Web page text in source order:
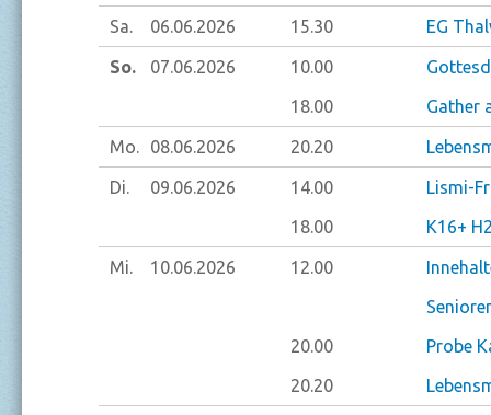
Sa. 06.06.2026 15.30 EG
So. 07.06.2026 10.00
18.00
Gather
Mo. 08.06.2026 20.20
Di. 09.06.2026 14.00
Lismi-
18.00
K16+
Mi. 10.06.2026 12.00
20.00
Probe
20.20